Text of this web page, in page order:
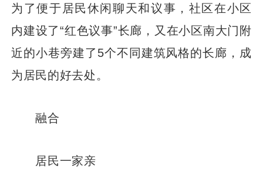
为了便于居民休闲聊天和议事，社区在小区
内建设了“红色议事”长廊，又在小区南大门附
近的小巷旁建了5个不同建筑风格的长廊，成
为居民的好去处。
融合
居民一家亲